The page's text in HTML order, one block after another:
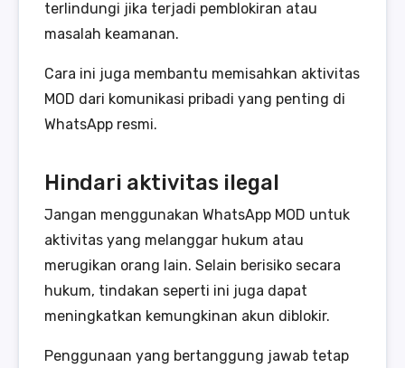
terlindungi jika terjadi pemblokiran atau
masalah keamanan.
Cara ini juga membantu memisahkan aktivitas
MOD dari komunikasi pribadi yang penting di
WhatsApp resmi.
Hindari aktivitas ilegal
Jangan menggunakan WhatsApp MOD untuk
aktivitas yang melanggar hukum atau
merugikan orang lain. Selain berisiko secara
hukum, tindakan seperti ini juga dapat
meningkatkan kemungkinan akun diblokir.
Penggunaan yang bertanggung jawab tetap